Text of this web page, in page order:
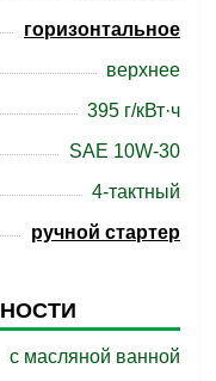
горизонтальное
верхнее
395 г/кВт·ч
SAE 10W-30
4-тактный
ручной стартер
с масляной ванной